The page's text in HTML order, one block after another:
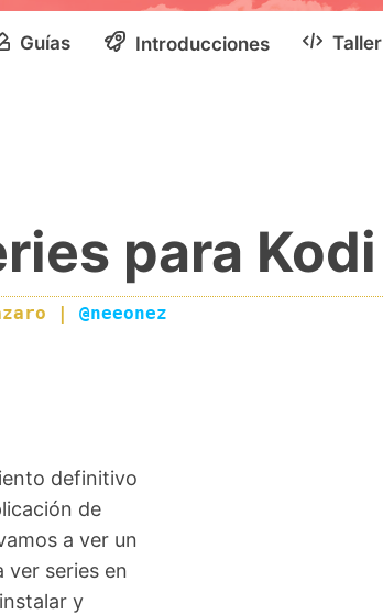
Guías Introducciones Taller
para Kodi
| @neeonez
definitivo
de
a ver un
ver series en
y